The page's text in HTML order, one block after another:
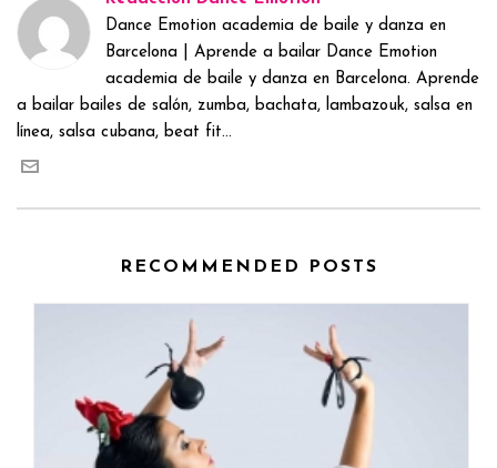
Dance Emotion academia de baile y danza en
Barcelona | Aprende a bailar Dance Emotion
academia de baile y danza en Barcelona. Aprende
a bailar bailes de salón, zumba, bachata, lambazouk, salsa en
línea, salsa cubana, beat fit...
RECOMMENDED POSTS